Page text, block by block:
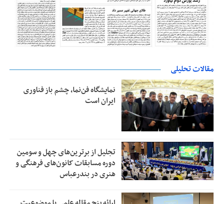
مقالات تحلیلی
نمایشگاه فن‌نما، چشم باز فناوری
ایران است
تجلیل از بر‌ترین‌های چهل و سومین
دوره مسابقات کانون‌های فرهنگی و
هنری در بندرعباس